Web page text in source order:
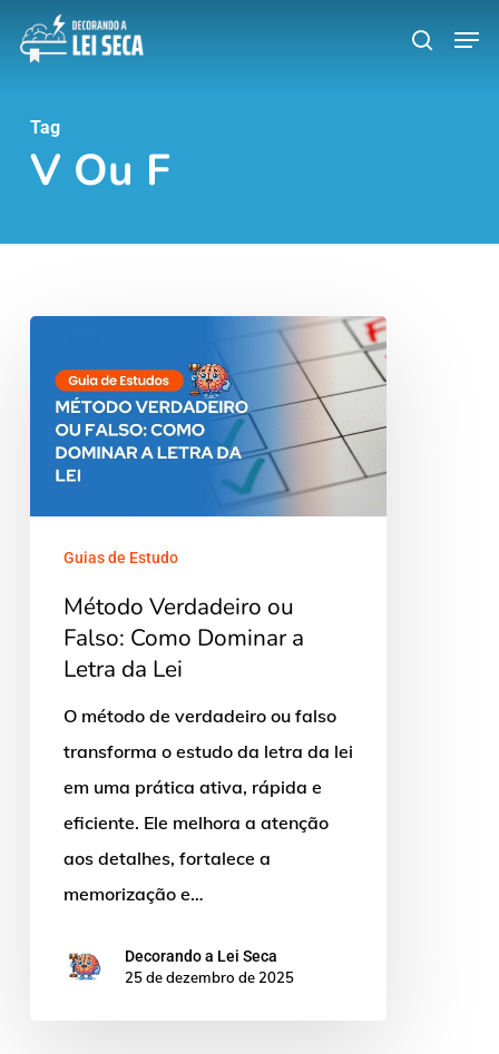
content
search
Tag
V Ou F
Verdadeiro
Falso:
Como
Dominar
Guias de Estudo
Método Verdadeiro ou
Falso: Como Dominar a
Letra da Lei
O método de verdadeiro ou falso
transforma o estudo da letra da lei
em uma prática ativa, rápida e
eficiente. Ele melhora a atenção
aos detalhes, fortalece a
memorização e…
Decorando a Lei Seca
25 de dezembro de 2025